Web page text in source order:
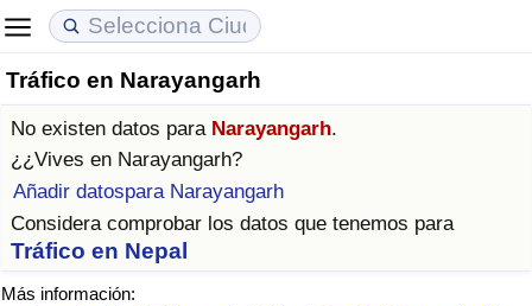
Tráfico en Narayangarh
No existen datos para Narayangarh.
¿¿Vives en Narayangarh?
Añadir datospara Narayangarh
Considera comprobar los datos que tenemos para
Tráfico en Nepal
Más información:
Coste de vida
Índice de Costo de Vida (Actual)
Índice de Costo de Vida
Índice de costo de vida por país
Precios de las propiedades
Índice de Precios de Inmuebles (Actual)
Índice de Precios de Inmuebles
Índice de Precios de Inmuebles por País
Calidad de Vida
Índice de Calidad de Vida
Índice de Calidad de Vida (Actual)
Índice de calidad de vida por país